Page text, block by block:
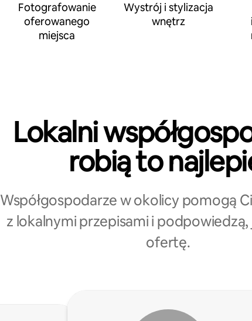
Fotografowanie
oferowanego
miejsca
Wystrój i stylizacja
wnętrz
Lokalni
robią to
Współgospodarze w okolicy pomogą
z lokalnymi przepisami i
ofertę.